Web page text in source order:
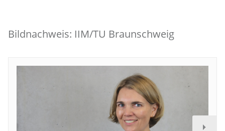
Bildnachweis: IIM/TU Braunschweig